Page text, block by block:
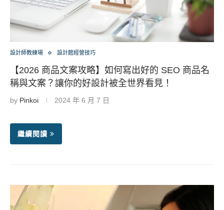
設計師教練場 設計館經營技巧
【2026 商品文案攻略】如何寫出好的 SEO 商品名
稱與文案？讓你的好設計被全世界看見！
by Pinkoi 2024 年 6 月 7 日
繼續閱讀